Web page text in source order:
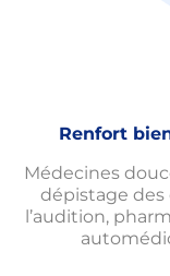
Renfort
Médecines
dépistage des
l’audition,